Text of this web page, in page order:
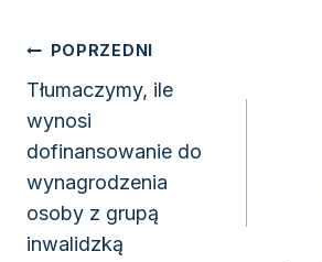
Nawigacja
wpisu
POPRZEDNI
Tłumaczymy, ile
wynosi
dofinansowanie do
wynagrodzenia
osoby z grupą
inwalidzką